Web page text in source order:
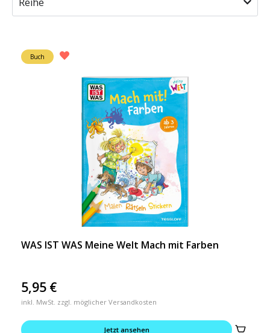
Buch
WAS IST WAS Meine Welt Mach mit Farben
5,95 €
inkl. MwSt. zzgl. möglicher Versandkosten
Jetzt ansehen